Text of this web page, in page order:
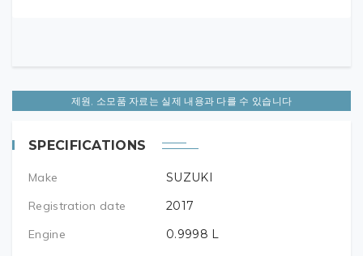
오일 필터 미교환시
제원, 소모품 자료는 실제 내용과 다를 수 있습니다
SPECIFICATIONS
Make
SUZUKI
Registration date
2017
Engine
0.9998 L